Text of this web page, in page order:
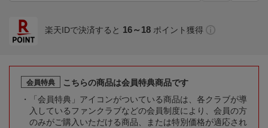
楽天IDで決済すると 16～18 ポイント獲得
会員特典
こちらの商品は会員特典商品です
「会員特典」アイコンがついている商品は、各クラブが導
入しているファンクラブなどの会員制度により、会員の方
のみがご購入いただける商品、または特別価格が適応され